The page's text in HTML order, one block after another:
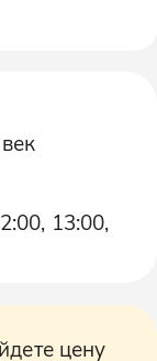
13:00,
цену